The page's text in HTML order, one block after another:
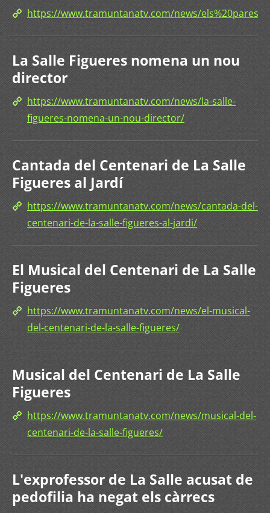
https://www.tramuntanatv.com/news/
La Salle Figueres nomena un nou
director
https://www.tramuntanatv.com/news/la-salle-
figueres-nomena-un-nou-director/
Cantada del Centenari de La Salle
Figueres al Jardí
https://www.tramuntanatv.com/news/cantada-del-
centenari-de-la-salle-figueres-al-jardi/
El Musical del Centenari de La Salle
Figueres
https://www.tramuntanatv.com/news/el-musical-
del-centenari-de-la-salle-figueres/
Musical del Centenari de La Salle
Figueres
https://www.tramuntanatv.com/news/musical-del-
centenari-de-la-salle-figueres/
L'exprofessor de La Salle acusat de
pedofilia ha negat els càrrecs